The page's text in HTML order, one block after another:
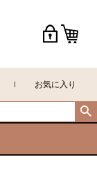
お気に入り